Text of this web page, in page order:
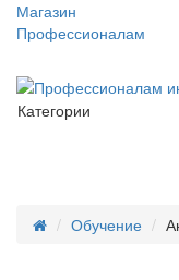
Магазин
Профессионалам
Категории
Обучение